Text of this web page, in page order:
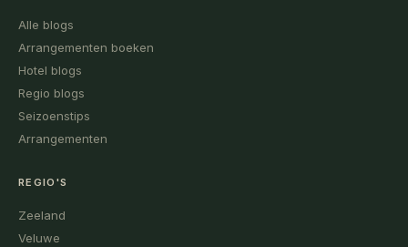
Alle blogs
Arrangementen boeken
Hotel blogs
Regio blogs
Seizoenstips
Arrangementen
REGIO'S
Zeeland
Veluwe